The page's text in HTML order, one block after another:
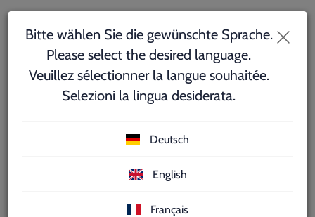
Partner & Gebühren
Accounts ist kostenlos.Solange Sie
keine Zahlung tätigen, entstehen auch
Bitte wählen Sie die gewünschte Sprache.
Please select the desired language.
Veuillez sélectionner la langue souhaitée.
Selezioni la lingua desiderata.
Deutsch
English
Français